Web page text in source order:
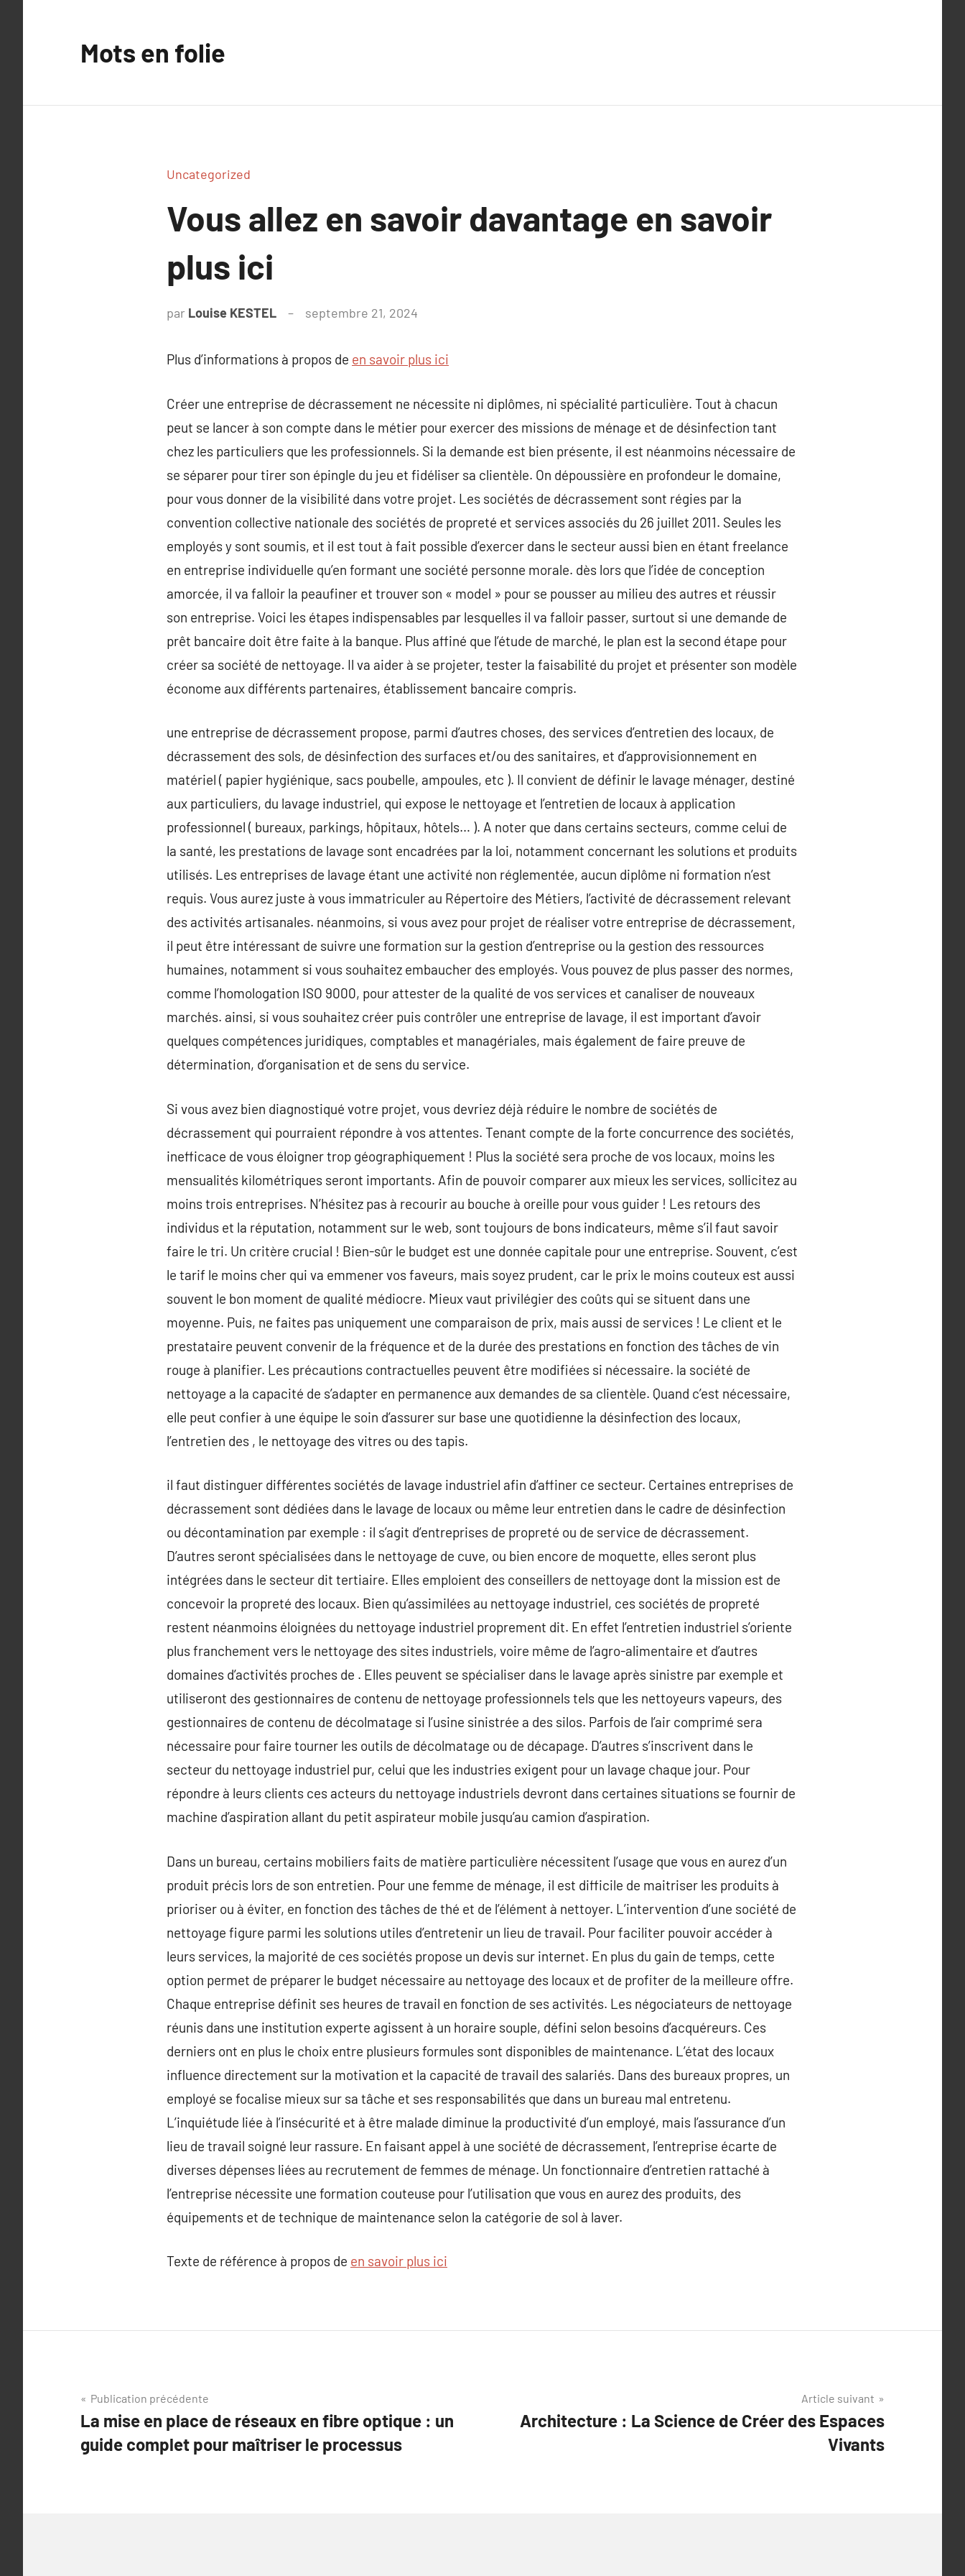
Mots en folie
Uncategorized
Vous allez en savoir davantage en savoir
plus ici
par Louise KESTEL septembre 21, 2024
Plus d’informations à propos de en savoir plus ici
Créer une entreprise de décrassement ne nécessite ni diplômes, ni spécialité particulière. Tout à chacun
peut se lancer à son compte dans le métier pour exercer des missions de ménage et de désinfection tant
chez les particuliers que les professionnels. Si la demande est bien présente, il est néanmoins nécessaire de
se séparer pour tirer son épingle du jeu et fidéliser sa clientèle. On dépoussière en profondeur le domaine,
pour vous donner de la visibilité dans votre projet. Les sociétés de décrassement sont régies par la
convention collective nationale des sociétés de propreté et services associés du 26 juillet 2011. Seules les
employés y sont soumis, et il est tout à fait possible d’exercer dans le secteur aussi bien en étant freelance
en entreprise individuelle qu’en formant une société personne morale. dès lors que l’idée de conception
amorcée, il va falloir la peaufiner et trouver son « model » pour se pousser au milieu des autres et réussir
son entreprise. Voici les étapes indispensables par lesquelles il va falloir passer, surtout si une demande de
prêt bancaire doit être faite à la banque. Plus affiné que l’étude de marché, le plan est la second étape pour
créer sa société de nettoyage. Il va aider à se projeter, tester la faisabilité du projet et présenter son modèle
économe aux différents partenaires, établissement bancaire compris.
une entreprise de décrassement propose, parmi d’autres choses, des services d’entretien des locaux, de
décrassement des sols, de désinfection des surfaces et/ou des sanitaires, et d’approvisionnement en
matériel ( papier hygiénique, sacs poubelle, ampoules, etc ). Il convient de définir le lavage ménager, destiné
aux particuliers, du lavage industriel, qui expose le nettoyage et l’entretien de locaux à application
professionnel ( bureaux, parkings, hôpitaux, hôtels… ). A noter que dans certains secteurs, comme celui de
la santé, les prestations de lavage sont encadrées par la loi, notamment concernant les solutions et produits
utilisés. Les entreprises de lavage étant une activité non réglementée, aucun diplôme ni formation n’est
requis. Vous aurez juste à vous immatriculer au Répertoire des Métiers, l’activité de décrassement relevant
des activités artisanales. néanmoins, si vous avez pour projet de réaliser votre entreprise de décrassement,
il peut être intéressant de suivre une formation sur la gestion d’entreprise ou la gestion des ressources
humaines, notamment si vous souhaitez embaucher des employés. Vous pouvez de plus passer des normes,
comme l’homologation ISO 9000, pour attester de la qualité de vos services et canaliser de nouveaux
marchés. ainsi, si vous souhaitez créer puis contrôler une entreprise de lavage, il est important d’avoir
quelques compétences juridiques, comptables et managériales, mais également de faire preuve de
détermination, d’organisation et de sens du service.
Si vous avez bien diagnostiqué votre projet, vous devriez déjà réduire le nombre de sociétés de
décrassement qui pourraient répondre à vos attentes. Tenant compte de la forte concurrence des sociétés,
inefficace de vous éloigner trop géographiquement ! Plus la société sera proche de vos locaux, moins les
mensualités kilométriques seront importants. Afin de pouvoir comparer aux mieux les services, sollicitez au
moins trois entreprises. N’hésitez pas à recourir au bouche à oreille pour vous guider ! Les retours des
individus et la réputation, notamment sur le web, sont toujours de bons indicateurs, même s’il faut savoir
faire le tri. Un critère crucial ! Bien-sûr le budget est une donnée capitale pour une entreprise. Souvent, c’est
le tarif le moins cher qui va emmener vos faveurs, mais soyez prudent, car le prix le moins couteux est aussi
souvent le bon moment de qualité médiocre. Mieux vaut privilégier des coûts qui se situent dans une
moyenne. Puis, ne faites pas uniquement une comparaison de prix, mais aussi de services ! Le client et le
prestataire peuvent convenir de la fréquence et de la durée des prestations en fonction des tâches de vin
rouge à planifier. Les précautions contractuelles peuvent être modifiées si nécessaire. la société de
nettoyage a la capacité de s’adapter en permanence aux demandes de sa clientèle. Quand c’est nécessaire,
elle peut confier à une équipe le soin d’assurer sur base une quotidienne la désinfection des locaux,
l’entretien des , le nettoyage des vitres ou des tapis.
il faut distinguer différentes sociétés de lavage industriel afin d’affiner ce secteur. Certaines entreprises de
décrassement sont dédiées dans le lavage de locaux ou même leur entretien dans le cadre de désinfection
ou décontamination par exemple : il s’agit d’entreprises de propreté ou de service de décrassement.
D’autres seront spécialisées dans le nettoyage de cuve, ou bien encore de moquette, elles seront plus
intégrées dans le secteur dit tertiaire. Elles emploient des conseillers de nettoyage dont la mission est de
concevoir la propreté des locaux. Bien qu’assimilées au nettoyage industriel, ces sociétés de propreté
restent néanmoins éloignées du nettoyage industriel proprement dit. En effet l’entretien industriel s’oriente
plus franchement vers le nettoyage des sites industriels, voire même de l’agro-alimentaire et d’autres
domaines d’activités proches de . Elles peuvent se spécialiser dans le lavage après sinistre par exemple et
utiliseront des gestionnaires de contenu de nettoyage professionnels tels que les nettoyeurs vapeurs, des
gestionnaires de contenu de décolmatage si l’usine sinistrée a des silos. Parfois de l’air comprimé sera
nécessaire pour faire tourner les outils de décolmatage ou de décapage. D’autres s’inscrivent dans le
secteur du nettoyage industriel pur, celui que les industries exigent pour un lavage chaque jour. Pour
répondre à leurs clients ces acteurs du nettoyage industriels devront dans certaines situations se fournir de
machine d’aspiration allant du petit aspirateur mobile jusqu’au camion d’aspiration.
Dans un bureau, certains mobiliers faits de matière particulière nécessitent l’usage que vous en aurez d’un
produit précis lors de son entretien. Pour une femme de ménage, il est difficile de maitriser les produits à
prioriser ou à éviter, en fonction des tâches de thé et de l’élément à nettoyer. L’intervention d’une société de
nettoyage figure parmi les solutions utiles d’entretenir un lieu de travail. Pour faciliter pouvoir accéder à
leurs services, la majorité de ces sociétés propose un devis sur internet. En plus du gain de temps, cette
option permet de préparer le budget nécessaire au nettoyage des locaux et de profiter de la meilleure offre.
Chaque entreprise définit ses heures de travail en fonction de ses activités. Les négociateurs de nettoyage
réunis dans une institution experte agissent à un horaire souple, défini selon besoins d’acquéreurs. Ces
derniers ont en plus le choix entre plusieurs formules sont disponibles de maintenance. L’état des locaux
influence directement sur la motivation et la capacité de travail des salariés. Dans des bureaux propres, un
employé se focalise mieux sur sa tâche et ses responsabilités que dans un bureau mal entretenu.
L’inquiétude liée à l’insécurité et à être malade diminue la productivité d’un employé, mais l’assurance d’un
lieu de travail soigné leur rassure. En faisant appel à une société de décrassement, l’entreprise écarte de
diverses dépenses liées au recrutement de femmes de ménage. Un fonctionnaire d’entretien rattaché à
l’entreprise nécessite une formation couteuse pour l’utilisation que vous en aurez des produits, des
équipements et de technique de maintenance selon la catégorie de sol à laver.
Texte de référence à propos de en savoir plus ici
Navigation
de
l’article
Publication précédente
La mise en place de réseaux en fibre optique : un
guide complet pour maîtriser le processus
Article suivant
Architecture : La Science de Créer des Espaces
Vivants